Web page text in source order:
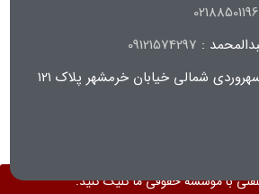
با موسسه حقوقی ما کلیک کنید.
02188501196
:
09121574297
آدرس دفتر : تهران سهروردی شمالی خیابان خرمشهر پلاک ۱۲۱